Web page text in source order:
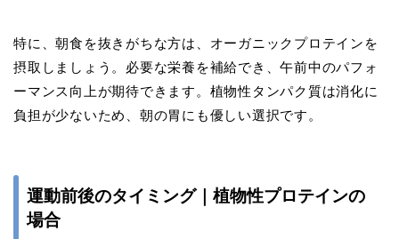
特に、朝食を抜きがちな方は、オーガニックプロテインを
摂取しましょう。必要な栄養を補給でき、午前中のパフォ
ーマンス向上が期待できます。植物性タンパク質は消化に
負担が少ないため、朝の胃にも優しい選択です。
運動前後のタイミング｜植物性プロテインの
場合